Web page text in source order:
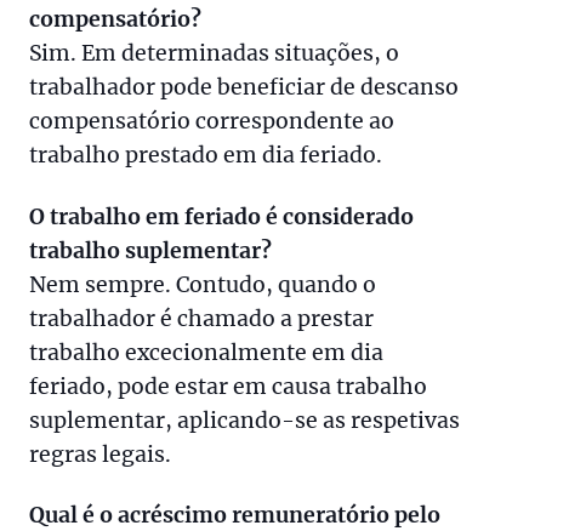
compensatório?
Sim. Em determinadas situações, o
trabalhador pode beneficiar de descanso
compensatório correspondente ao
trabalho prestado em dia feriado.
O trabalho em feriado é considerado
trabalho suplementar?
Nem sempre. Contudo, quando o
trabalhador é chamado a prestar
trabalho excecionalmente em dia
feriado, pode estar em causa trabalho
suplementar, aplicando-se as respetivas
regras legais.
Qual é o acréscimo remuneratório pelo